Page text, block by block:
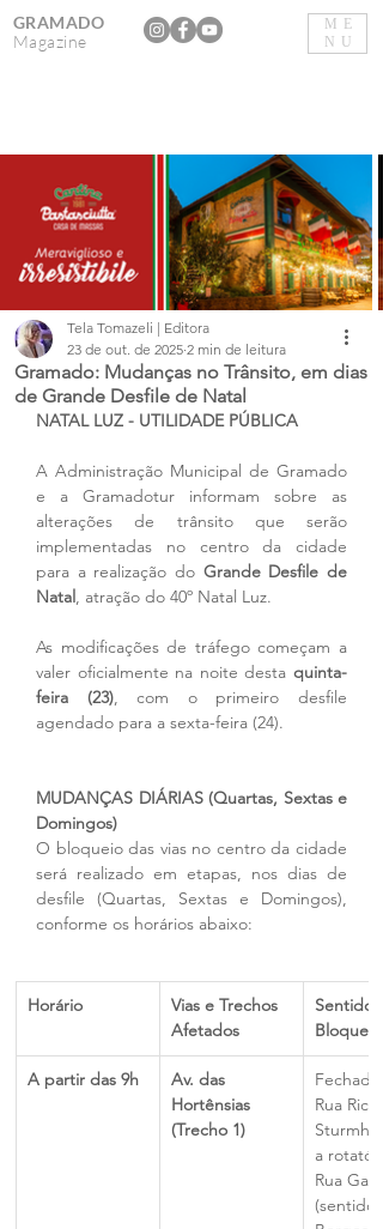
ME
NU
GRAMADO
Magazine
Gramado: Mudanças no Trânsito, em dias
de Grande Desfile de Natal
Tela Tomazeli | Editora
23 de out. de 2025 2 min de leitura
NATAL LUZ - UTILIDADE PÚBLICA
A Administração Municipal de Gramado
e a Gramadotur informam sobre as
alterações de trânsito que serão
implementadas no centro da cidade
para a realização do Grande Desfile de
Natal, atração do 40º Natal Luz.
As modificações de tráfego começam a
valer oficialmente na noite desta quinta-
feira (23), com o primeiro desfile
agendado para a sexta-feira (24).
MUDANÇAS DIÁRIAS (Quartas, Sextas e
Domingos)
O bloqueio das vias no centro da cidade
será realizado em etapas, nos dias de
desfile (Quartas, Sextas e Domingos),
conforme os horários abaixo:
Horário
Vias e Trechos
Afetados
Sentido
Bloqueio
A partir das 9h
Av. das
Hortênsias
(Trecho 1)
Fechada
Rua
a
Rua
(sentido